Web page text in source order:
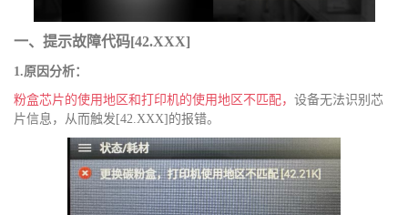
一、提示故障代码[42.XXX]
1.原因分析：
粉盒芯片的使用地区和打印机的使用地区不匹配， 设备无法识别芯
片信息，从而触发 [42. XXX]的报错。